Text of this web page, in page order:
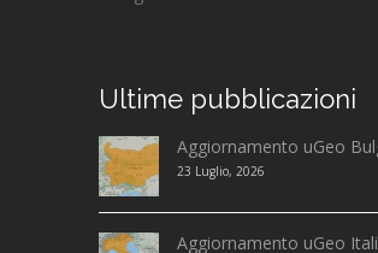
Ultime pubblicazioni
Aggiornamento uGeo
23 Luglio, 2026
Aggiornamento uGeo